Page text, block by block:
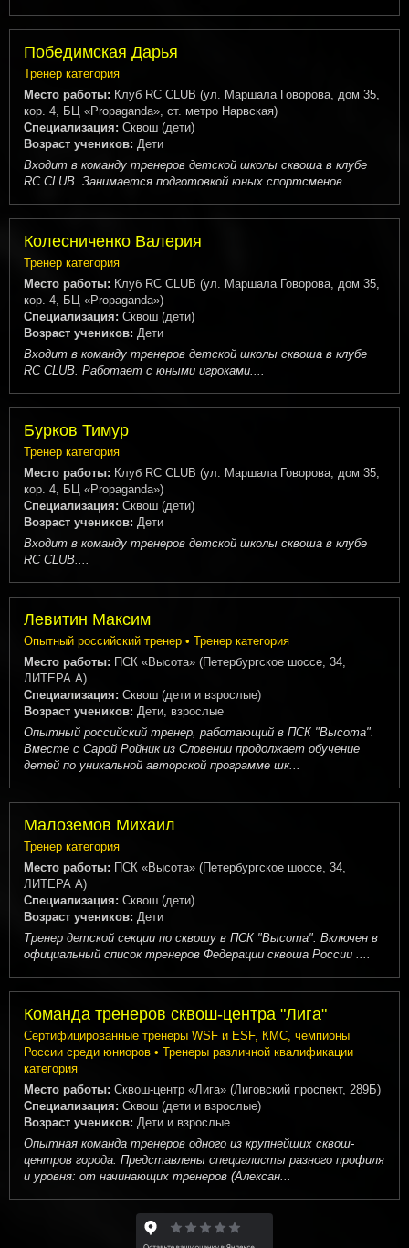
Победимская Дарья
Тренер категория
Место работы: Клуб RC CLUB (ул. Маршала Говорова, дом 35,
кор. 4, БЦ «Propaganda», ст. метро Нарвская)
Специализация: Сквош (дети)
Возраст учеников: Дети
Входит в команду тренеров детской школы сквоша в клубе
RC CLUB. Занимается подготовкой юных спортсменов....
Колесниченко Валерия
Тренер категория
Место работы: Клуб RC CLUB (ул. Маршала Говорова, дом 35,
кор. 4, БЦ «Propaganda»)
Специализация: Сквош (дети)
Возраст учеников: Дети
Входит в команду тренеров детской школы сквоша в клубе
RC CLUB. Работает с юными игроками....
Бурков Тимур
Тренер категория
Место работы: Клуб RC CLUB (ул. Маршала Говорова, дом 35,
кор. 4, БЦ «Propaganda»)
Специализация: Сквош (дети)
Возраст учеников: Дети
Входит в команду тренеров детской школы сквоша в клубе
RC CLUB....
Левитин Максим
Опытный российский тренер • Тренер категория
Место работы: ПСК «Высота» (Петербургское шоссе, 34,
ЛИТЕРА А)
Специализация: Сквош (дети и взрослые)
Возраст учеников: Дети, взрослые
Опытный российский тренер, работающий в ПСК "Высота".
Вместе с Сарой Ройник из Словении продолжает обучение
детей по уникальной авторской программе шк...
Малоземов Михаил
Тренер категория
Место работы: ПСК «Высота» (Петербургское шоссе, 34,
ЛИТЕРА А)
Специализация: Сквош (дети)
Возраст учеников: Дети
Тренер детской секции по сквошу в ПСК "Высота". Включен в
официальный список тренеров Федерации сквоша России ....
Команда тренеров сквош-центра "Лига"
Сертифицированные тренеры WSF и ESF, КМС, чемпионы
России среди юниоров • Тренеры различной квалификации
категория
Место работы: Сквош-центр «Лига» (Лиговский проспект, 289Б)
Специализация: Сквош (дети и взрослые)
Возраст учеников: Дети и взрослые
Опытная команда тренеров одного из крупнейших сквош-
центров города. Представлены специалисты разного профиля
и уровня: от начинающих тренеров (Алексан...